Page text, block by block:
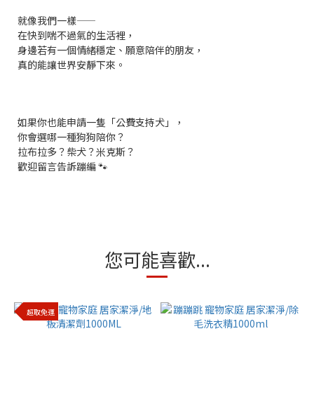
就像我們一樣——
在快到喘不過氣的生活裡，
身邊若有一個情緒穩定、願意陪伴的朋友，
真的能讓世界安靜下來。
如果你也能申請一隻「公費支持犬」，
你會選哪一種狗狗陪你？
拉布拉多？柴犬？米克斯？
歡迎留言告訴蹦編 🐾
您可能喜歡...
超取免運